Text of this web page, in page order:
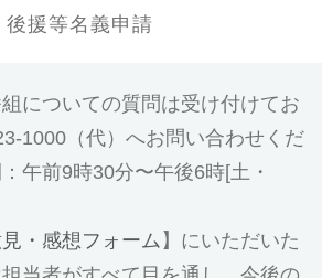
後援等名義申請
についての質問は受け付けてお
1000（代）へお問い合わせくだ
午前9時30分〜午後6時[土・
・感想フォーム 】にいただいた